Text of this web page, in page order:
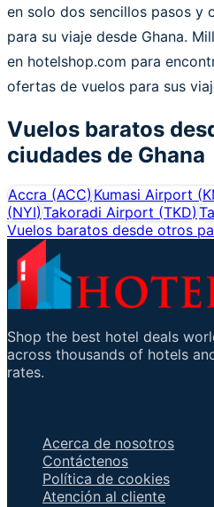
en solo dos sencillos pasos y
para su viaje desde Ghana.
en hotelshop.com para
ofertas de vuelos para sus
Vuelos baratos
ciudades de Ghana
Accra (ACC)Kumasi Airport (
(NYI)Takoradi Airport (TKD)
Vuelos baratos desde otros
Shop the best hotel deals
across thousands of hotels
rates.
Acerca de nosotros
Contáctenos
Política de cookies
Atención al cliente